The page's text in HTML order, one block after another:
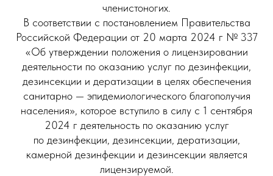
членистоногих.
В соответствии с постановлением Правительства
Российской Федерации от 20 марта 2024 г № 337
«Об утверждении положения о лицензировании
деятельности по оказанию услуг по дезинфекции,
дезинсекции и дератизации в целях обеспечения
санитарно — эпидемиологического благополучия
населения», которое вступило в силу с 1 сентября
2024 г деятельность по оказанию услуг
по дезинфекции, дезинсекции, дератизации,
камерной дезинфекции и дезинсекции является
лицензируемой.